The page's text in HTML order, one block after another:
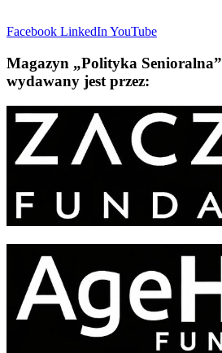
Facebook LinkedIn YouTube
Magazyn „Polityka Senioralna”
wydawany jest przez: